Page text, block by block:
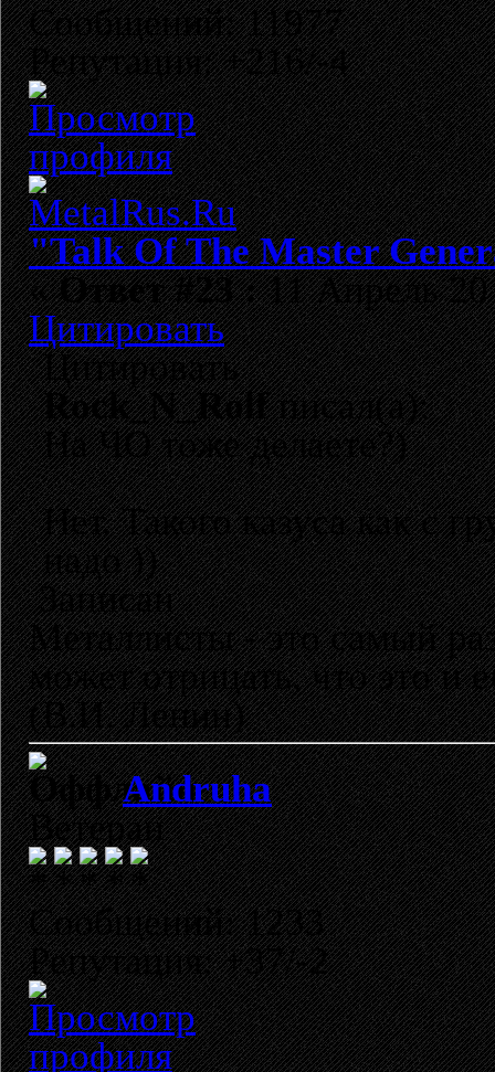
Сообщений: 11977
Репутация: +216/-4
"Talk Of The Master
«Ответ #23 :11 Апрель
Цитировать
Цитировать
Rock_N_Rolfписал(а):
На ЧО тоже делаете?)
Нет. Такого казуса как с
надо ))
Записан
Металлисты - это самый
может отрицать, что это и
(В.И. Ленин)
Andruha
Ветеран
Сообщений: 1233
Репутация: +37/-2